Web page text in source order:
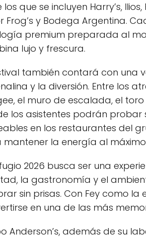
que se incluyen Harry’s, Ilios,
Frog’s y Bodega Argentina.
premium preparada al
lujo y frescura.
también contará con una
y la diversión. Entre los
el muro de escalada, el
los asistentes podrán probar
en los restaurantes del
mantener la energía al
2026 busca ser una
la gastronomía y el
sin prisas. Con Fey como
en una de las más
Anderson’s, además de su